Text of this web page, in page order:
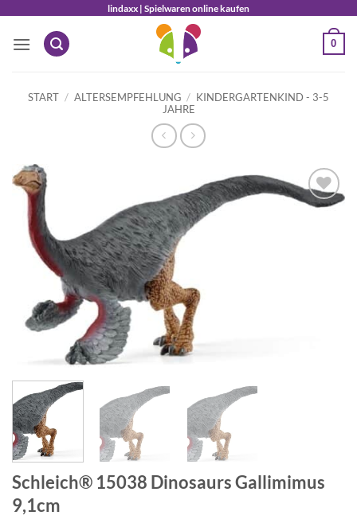
springen
lindaxx | Spielwaren online kaufen
0
START / ALTERSEMPFEHLUNG / KINDERGARTENKIND - 3-5
JAHRE
Schleich® 15038 Dinosaurs Gallimimus
9,1cm